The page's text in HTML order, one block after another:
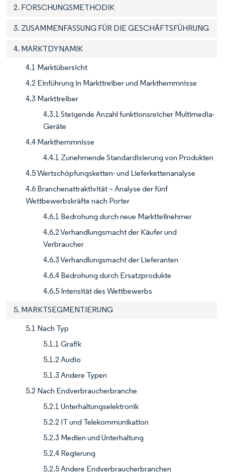
2. FORSCHUNGSMETHODIK
3. ZUSAMMENFASSUNG FÜR DIE GESCHÄFTSFÜHRUNG
4. MARKTDYNAMIK
4.1 Marktübersicht
4.2 Einführung in Markttreiber und Markthemmnisse
4.3 Markttreiber
4.3.1 Steigende Anzahl funktionsreicher Multimedia-
Geräte
4.4 Markthemmnisse
4.4.1 Zunehmende Standardisierung von Produkten
4.5 Wertschöpfungsketten- und Lieferkettenanalyse
4.6 Branchenattraktivität – Analyse der fünf
Wettbewerbskräfte nach Porter
4.6.1 Bedrohung durch neue Marktteilnehmer
4.6.2 Verhandlungsmacht der Käufer und
Verbraucher
4.6.3 Verhandlungsmacht der Lieferanten
4.6.4 Bedrohung durch Ersatzprodukte
4.6.5 Intensität des Wettbewerbs
5. MARKTSEGMENTIERUNG
5.1 Nach Typ
5.1.1 Grafik
5.1.2 Audio
5.1.3 Andere Typen
5.2 Nach Endverbraucherbranche
5.2.1 Unterhaltungselektronik
5.2.2 IT und Telekommunikation
5.2.3 Medien und Unterhaltung
5.2.4 Regierung
5.2.5 Andere Endverbraucherbranchen